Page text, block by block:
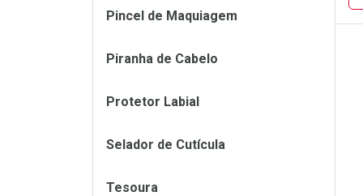
Pincel de Maquiagem
Piranha de Cabelo
Protetor Labial
Selador de Cutícula
Tesoura